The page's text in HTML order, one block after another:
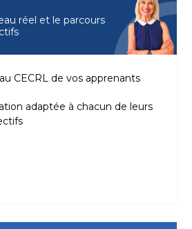
réel et le parcours
CECRL de vos apprenants
adaptée à chacun de leurs